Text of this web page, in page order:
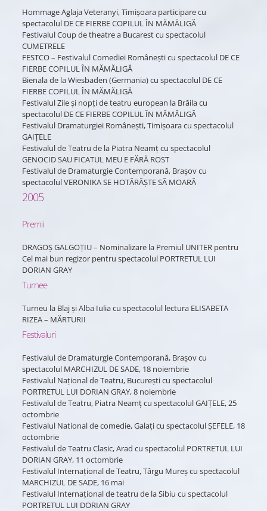
Hommage Aglaja Veteranyi, Timișoara participare cu
spectacolul DE CE FIERBE COPILUL ÎN MĂMĂLIGĂ
Festivalul Coup de theatre a Bucarest cu spectacolul
CUMETRELE
FESTCO – Festivalul Comediei Românești cu spectacolul DE CE
FIERBE COPILUL ÎN MĂMĂLIGĂ
Bienala de la Wiesbaden (Germania) cu spectacolul DE CE
FIERBE COPILUL ÎN MĂMĂLIGĂ
Festivalul Zile și nopți de teatru european la Brăila cu
spectacolul DE CE FIERBE COPILUL ÎN MĂMĂLIGĂ
Festivalul Dramaturgiei Românești, Timișoara cu spectacolul
GAIȚELE
Festivalul de Teatru de la Piatra Neamț cu spectacolul
GENOCID SAU FICATUL MEU E FĂRĂ ROST
Festivalul de Dramaturgie Contemporană, Brașov cu
spectacolul VERONIKA SE HOTĂRĂȘTE SĂ MOARĂ
2005
Premii
DRAGOȘ GALGOȚIU – Nominalizare la Premiul UNITER pentru
Cel mai bun regizor pentru spectacolul PORTRETUL LUI
DORIAN GRAY
Turnee
Turneu la Blaj și Alba Iulia cu spectacolul lectura ELISABETA
RIZEA – MĂRTURII
Festivaluri
Festivalul de Dramaturgie Contemporană, Brașov cu
spectacolul MARCHIZUL DE SADE, 18 noiembrie
Festivalul Național de Teatru, București cu spectacolul
PORTRETUL LUI DORIAN GRAY, 8 noiembrie
Festivalul de Teatru, Piatra Neamț cu spectacolul GAIȚELE, 25
octombrie
Festivalul National de comedie, Galați cu spectacolul ȘEFELE, 18
octombrie
Festivalul de Teatru Clasic, Arad cu spectacolul PORTRETUL LUI
DORIAN GRAY, 11 octombrie
Festivalul Internațional de Teatru, Târgu Mureș cu spectacolul
MARCHIZUL DE SADE, 16 mai
Festivalul Internațional de teatru de la Sibiu cu spectacolul
PORTRETUL LUI DORIAN GRAY